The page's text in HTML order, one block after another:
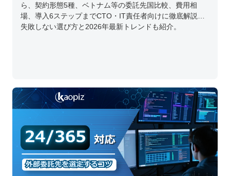
ら、契約形態5種、ベトナム等の委託先国比較、費用相
場、導入6ステップまでCTO・IT責任者向けに徹底解説。
失敗しない選び方と2026年最新トレンドも紹介。